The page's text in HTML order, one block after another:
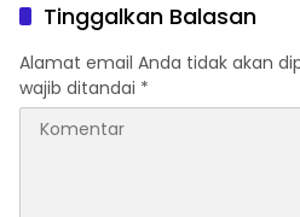
Tinggalkan Balasan
Alamat email Anda tidak akan
wajib ditandai *